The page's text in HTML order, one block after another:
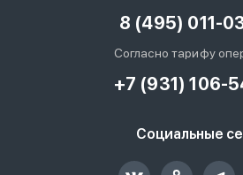
8 (495) 011-
Согласно тарифу
+7 (931) 106-
Социальные